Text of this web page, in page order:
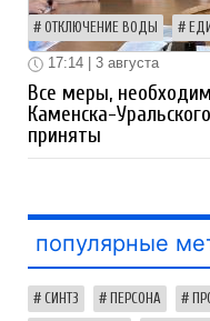
ОТКЛЮЧЕНИЕ ВОДЫ
17:14 | 3 августа
Все меры,
Каменска-
приняты
популярные
СИНТЗ ПЕРСОНА